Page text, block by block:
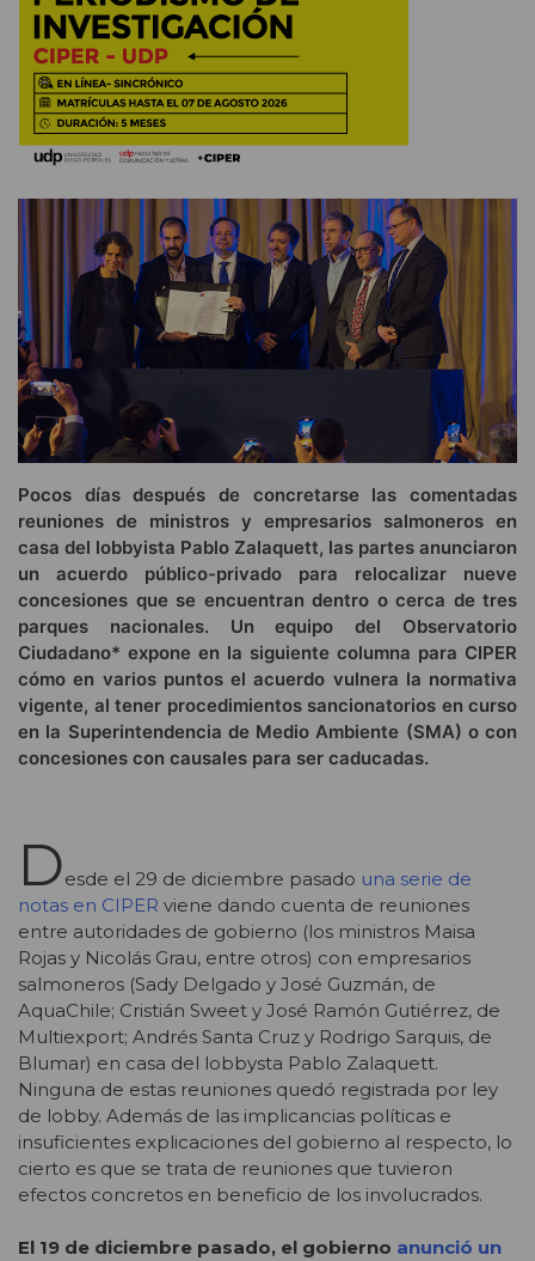
Pocos días después de concretarse las comentadas
reuniones de ministros y empresarios salmoneros en
casa del lobbyista Pablo Zalaquett, las partes anunciaron
un acuerdo público-privado para relocalizar nueve
concesiones que se encuentran dentro o cerca de tres
parques nacionales. Un equipo del Observatorio
Ciudadano* expone en la siguiente columna para CIPER
cómo en varios puntos el acuerdo vulnera la normativa
vigente, al tener procedimientos sancionatorios en curso
en la Superintendencia de Medio Ambiente (SMA) o con
concesiones con causales para ser caducadas.
Desde el 29 de diciembre pasado una serie de
notas en CIPER viene dando cuenta de reuniones
entre autoridades de gobierno (los ministros Maisa
Rojas y Nicolás Grau, entre otros) con empresarios
salmoneros (Sady Delgado y José Guzmán, de
AquaChile; Cristián Sweet y José Ramón Gutiérrez, de
Multiexport; Andrés Santa Cruz y Rodrigo Sarquis, de
Blumar) en casa del lobbysta Pablo Zalaquett.
Ninguna de estas reuniones quedó registrada por ley
de lobby. Además de las implicancias políticas e
insuficientes explicaciones del gobierno al respecto, lo
cierto es que se trata de reuniones que tuvieron
efectos concretos en beneficio de los involucrados.
El 19 de diciembre pasado, el gobierno anunció un